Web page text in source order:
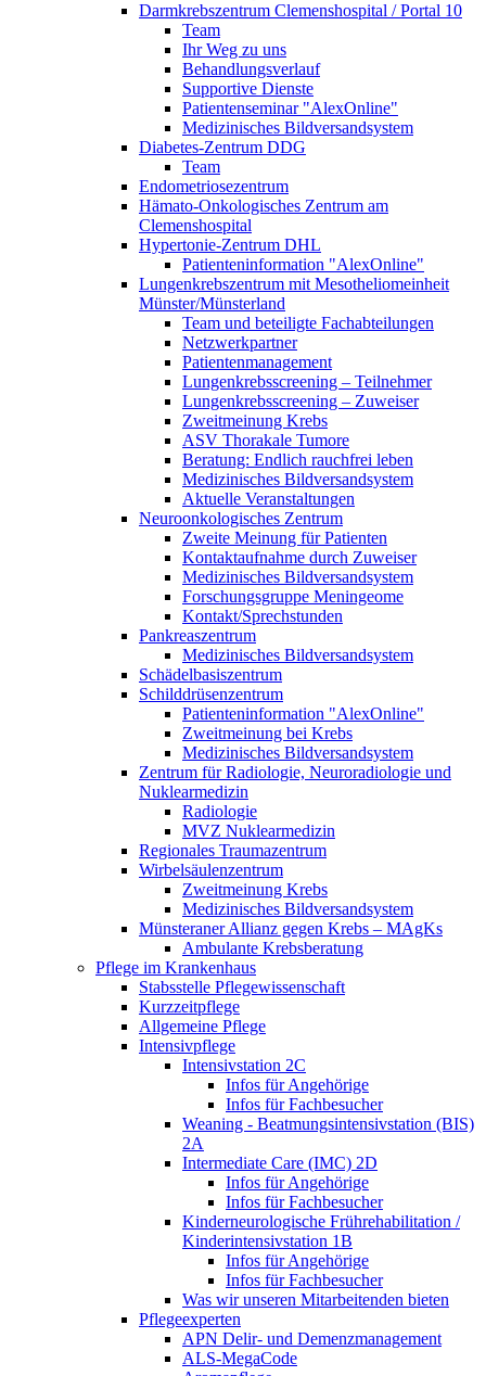
Darmkrebszentrum Clemenshospital / Portal 10
Team
Ihr Weg zu uns
Behandlungsverlauf
Supportive Dienste
Patientenseminar "AlexOnline"
Medizinisches Bildversandsystem
Diabetes-Zentrum DDG
Team
Endometriosezentrum
Hämato-Onkologisches Zentrum am
Clemenshospital
Hypertonie-Zentrum DHL
Patienteninformation "AlexOnline"
Lungenkrebszentrum mit Mesotheliomeinheit
Münster/Münsterland
Team und beteiligte Fachabteilungen
Netzwerkpartner
Patientenmanagement
Lungenkrebsscreening – Teilnehmer
Lungenkrebsscreening – Zuweiser
Zweitmeinung Krebs
ASV Thorakale Tumore
Beratung: Endlich rauchfrei leben
Medizinisches Bildversandsystem
Aktuelle Veranstaltungen
Neuroonkologisches Zentrum
Zweite Meinung für Patienten
Kontaktaufnahme durch Zuweiser
Medizinisches Bildversandsystem
Forschungsgruppe Meningeome
Kontakt/Sprechstunden
Pankreaszentrum
Medizinisches Bildversandsystem
Schädelbasiszentrum
Schilddrüsenzentrum
Patienteninformation "AlexOnline"
Zweitmeinung bei Krebs
Medizinisches Bildversandsystem
Zentrum für Radiologie, Neuroradiologie und
Nuklearmedizin
Radiologie
MVZ Nuklearmedizin
Regionales Traumazentrum
Wirbelsäulenzentrum
Zweitmeinung Krebs
Medizinisches Bildversandsystem
Münsteraner Allianz gegen Krebs – MAgKs
Ambulante Krebsberatung
Pflege im Krankenhaus
Stabsstelle Pflegewissenschaft
Kurzzeitpflege
Allgemeine Pflege
Intensivpflege
Intensivstation 2C
Infos für Angehörige
Infos für Fachbesucher
Weaning - Beatmungsintensivstation (BIS)
2A
Intermediate Care (IMC) 2D
Infos für Angehörige
Infos für Fachbesucher
Kinderneurologische Frührehabilitation /
Kinderintensivstation 1B
Infos für Angehörige
Infos für Fachbesucher
Was wir unseren Mitarbeitenden bieten
Pflegeexperten
APN Delir- und Demenzmanagement
ALS-MegaCode